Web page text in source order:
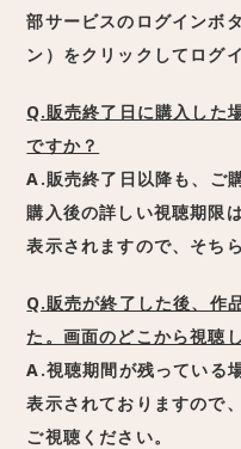
部サービスのログインボ
ン）をクリックしてログ
Q.販売終了日に購入した
ですか？
A.販売終了日以降も、ご
購入後の詳しい視聴期限
表示されますので、そち
Q.販売が終了した後、作
た。画面のどこから視聴
A.視聴期間が残っている
表示されておりますので
ご視聴ください。